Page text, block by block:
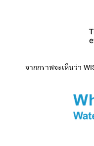
จากกราฟจะเห็นว่า